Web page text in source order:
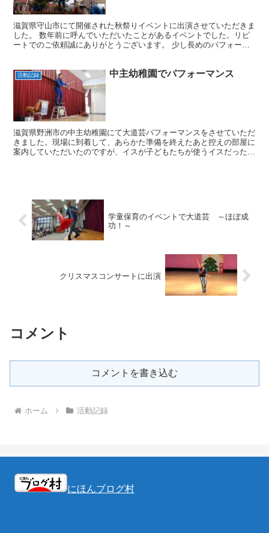
滋賀県守山市にて開催された秋祭りイベントに出演させていただきま
した。 数年前に呼んでいただいたことがあるイベントでした。リピ
ートでのご依頼誠にありがとうございます。 少し長めのパフォーマ
活動記録 中主幼稚園でパフォーマンス
滋賀県野洲市の中主幼稚園にて大道芸パフォーマンスをさせていただ
きました。現場に到着して、あらかた準備を終えたあと控えの部屋に
案内していただいたのですが、イスが子どもたちが使うイスだったの
学童保育のイベントで大道芸 ～ほぼ成
功！～
クリスマスコンサートに出演
コメント
コメントを書き込む
ホーム 活動記録
にほんブログ村